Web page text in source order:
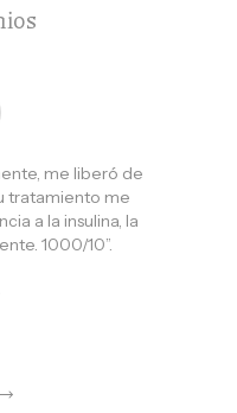
me liberó de
tratamiento me
a la insulina, la
1000/10”.